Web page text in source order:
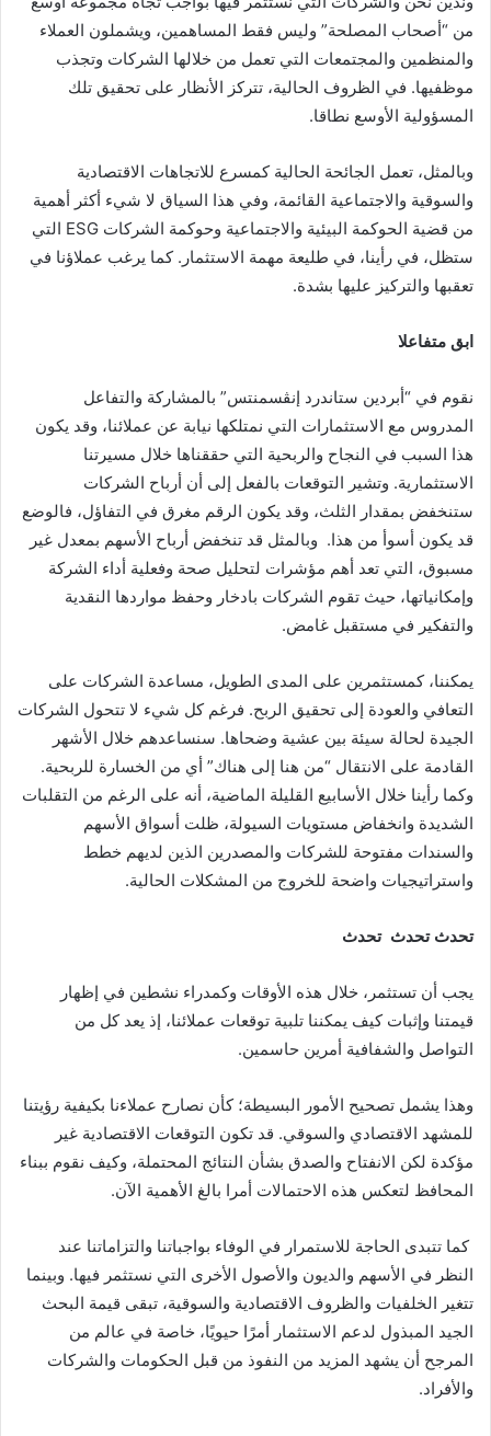
من “أصحاب المصلحة” وليس فقط المساهمين، ويشملون العملاء
والمنظمين والمجتمعات التي تعمل من خلالها الشركات وتجذب
موظفيها. في الظروف الحالية، تتركز الأنظار على تحقيق تلك
المسؤولية الأوسع نطاقا.
وبالمثل، تعمل الجائحة الحالية كمسرع للاتجاهات الاقتصادية
والسوقية والاجتماعية القائمة، وفي هذا السياق لا شيء أكثر أهمية
من قضية الحوكمة البيئية والاجتماعية وحوكمة الشركات ESG التي
ستظل، في رأينا، في طليعة مهمة الاستثمار. كما يرغب عملاؤنا في
تعقبها والتركيز عليها بشدة.
ابق متفاعلا
نقوم في “أبردين ستاندرد إنڤسمنتس” بالمشاركة والتفاعل
المدروس مع الاستثمارات التي نمتلكها نيابة عن عملائنا، وقد يكون
هذا السبب في النجاح والربحية التي حققناها خلال مسيرتنا
الاستثمارية. وتشير التوقعات بالفعل إلى أن أرباح الشركات
ستنخفض بمقدار الثلث، وقد يكون الرقم مغرق في التفاؤل، فالوضع
قد يكون أسوأ من هذا. وبالمثل قد تنخفض أرباح الأسهم بمعدل غير
مسبوق، التي تعد أهم مؤشرات لتحليل صحة وفعلية أداء الشركة
وإمكانياتها، حيث تقوم الشركات بادخار وحفظ مواردها النقدية
والتفكير في مستقبل غامض.
يمكننا، كمستثمرين على المدى الطويل، مساعدة الشركات على
التعافي والعودة إلى تحقيق الربح. فرغم كل شيء لا تتحول الشركات
الجيدة لحالة سيئة بين عشية وضحاها. سنساعدهم خلال الأشهر
القادمة على الانتقال “من هنا إلى هناك” أي من الخسارة للربحية.
وكما رأينا خلال الأسابيع القليلة الماضية، أنه على الرغم من التقلبات
الشديدة وانخفاض مستويات السيولة، ظلت أسواق الأسهم
والسندات مفتوحة للشركات والمصدرين الذين لديهم خطط
واستراتيجيات واضحة للخروج من المشكلات الحالية.
تحدث تحدث تحدث
يجب أن تستثمر، خلال هذه الأوقات وكمدراء نشطين في إظهار
قيمتنا وإثبات كيف يمكننا تلبية توقعات عملائنا، إذ يعد كل من
التواصل والشفافية أمرين حاسمين.
وهذا يشمل تصحيح الأمور البسيطة؛ كأن نصارح عملاءنا بكيفية رؤيتنا
للمشهد الاقتصادي والسوقي. قد تكون التوقعات الاقتصادية غير
مؤكدة لكن الانفتاح والصدق بشأن النتائج المحتملة، وكيف نقوم ببناء
المحافظ لتعكس هذه الاحتمالات أمرا بالغ الأهمية الآن.
كما تتبدى الحاجة للاستمرار في الوفاء بواجباتنا والتزاماتنا عند
النظر في الأسهم والديون والأصول الأخرى التي نستثمر فيها. وبينما
تتغير الخلفيات والظروف الاقتصادية والسوقية، تبقى قيمة البحث
الجيد المبذول لدعم الاستثمار أمرًا حيويًا، خاصة في عالم من
المرجح أن يشهد المزيد من النفوذ من قبل الحكومات والشركات
والأفراد.